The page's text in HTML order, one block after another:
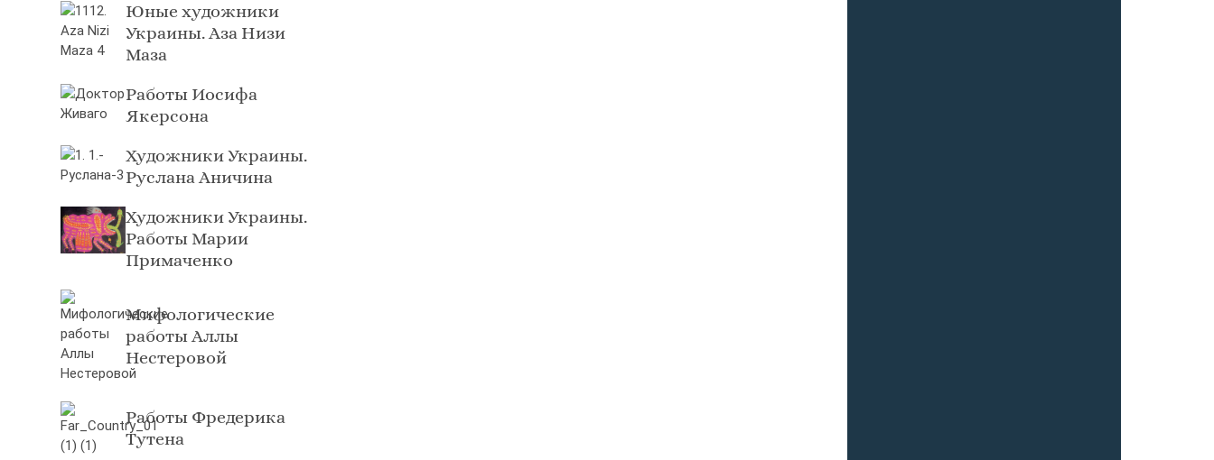
Юные художники
Украины. Аза Низи
Маза
Работы Иосифа
Якерсона
Художники Украины.
Руслана Аничина
Художники Украины.
Работы Марии
Примаченко
Мифологические
работы Аллы
Нестеровой
Работы Фредерика
Тутена